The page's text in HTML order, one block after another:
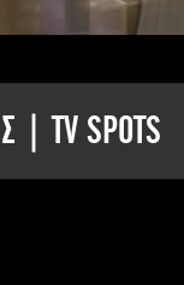
| TV SPOTS